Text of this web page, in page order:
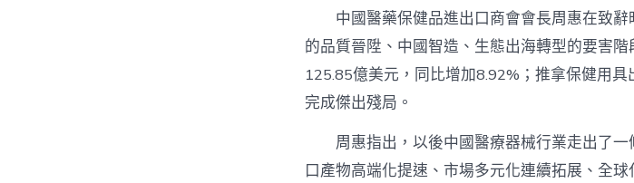
進
級
中
中國醫藥保健品進出口商會會長周惠在致
的品質晉陞、中國智造、生態出海轉型的要害
125.85億美元，同比增加8.92%；推拿保健用
完成傑出殘局。
周惠指出，以後中國醫療器械行業走出了
口產物高端化提速、市場多元化連續拓展、全